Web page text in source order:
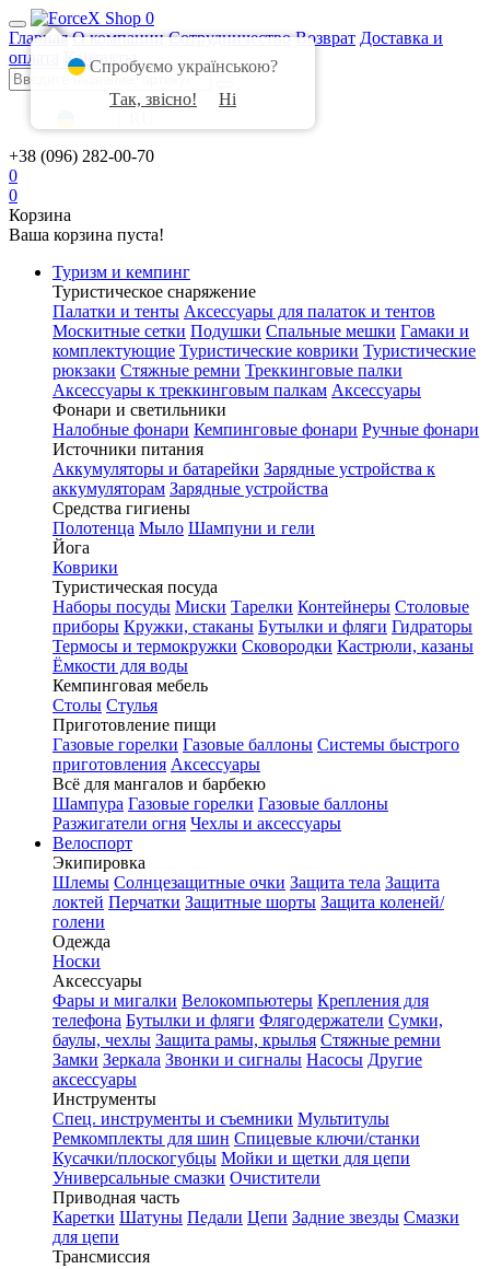
0
Главная О компании Сотрудничество Возврат Доставка и
оплата
Контакты
+38 (096) 282-00-70
0
0
Корзина
Ваша корзина пуста!
Туризм и кемпинг
Туристическое снаряжение
Палатки и тенты Аксессуары для палаток и тентов
Москитные сетки Подушки Спальные мешки Гамаки и
комплектующие Туристические коврики Туристические
рюкзаки Стяжные ремни Треккинговые палки
Аксессуары к треккинговым палкам Аксессуары
Фонари и светильники
Налобные фонари Кемпинговые фонари Ручные фонари
Источники питания
Аккумуляторы и батарейки Зарядные устройства к
аккумуляторам Зарядные устройства
Средства гигиены
Полотенца Мыло Шампуни и гели
Йога
Коврики
Туристическая посуда
Наборы посуды Миски Тарелки Контейнеры Столовые
приборы Кружки, стаканы Бутылки и фляги Гидраторы
Термосы и термокружки Сковородки Кастрюли, казаны
Ёмкости для воды
Кемпинговая мебель
Столы Стулья
Приготовление пищи
Газовые горелки Газовые баллоны Системы быстрого
приготовления Аксессуары
Всё для мангалов и барбекю
Шампура Газовые горелки Газовые баллоны
Разжигатели огня Чехлы и аксессуары
Велоспорт
Экипировка
Шлемы Солнцезащитные очки Защита тела Защита
локтей Перчатки Защитные шорты Защита коленей/
голени
Одежда
Носки
Аксессуары
Фары и мигалки Велокомпьютеры Крепления для
телефона Бутылки и фляги Флягодержатели Сумки,
баулы, чехлы Защита рамы, крылья Стяжные ремни
Замки Зеркала Звонки и сигналы Насосы Другие
аксессуары
Инструменты
Спец. инструменты и съемники Мультитулы
Ремкомплекты для шин Спицевые ключи/станки
Кусачки/плоскогубцы Мойки и щетки для цепи
Универсальные смазки Очистители
Приводная часть
Каретки Шатуны Педали Цепи Задние звезды Смазки
для цепи
Трансмиссия
Спробуємо українською?
Так, звісно!
Ні